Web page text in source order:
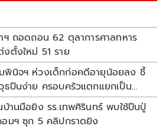
ฯ ถอดถอน 62 ตุลาการศาลทหาร
ตั้งใหม่ 51 ราย
พินิจฯ ห่วงเด็กก่อคดีอายุน้อยลง ชี้
ธปืนง่าย ครอบครัวแตกแยกเป็น
ญานมือยิง รร.เทพศิรินทร์ พบใช้ปืนปู่
มฯ ซุก 5 คลิปกราดยิง